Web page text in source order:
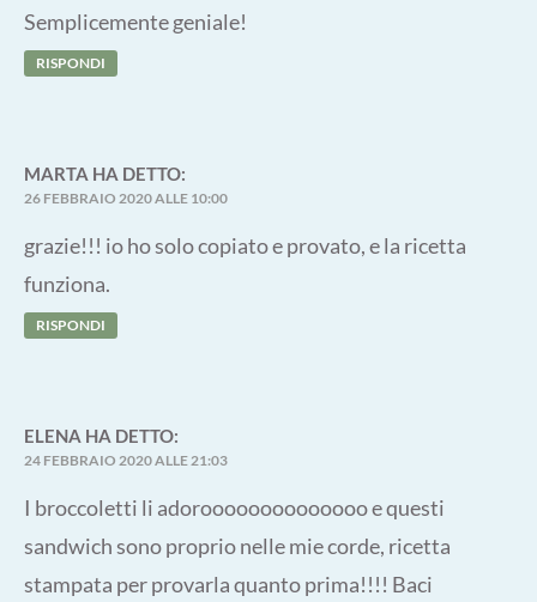
Semplicemente geniale!
RISPONDI
MARTA HA DETTO:
26 FEBBRAIO 2020 ALLE 10:00
grazie!!! io ho solo copiato e provato, e la ricetta
funziona.
RISPONDI
ELENA HA DETTO:
24 FEBBRAIO 2020 ALLE 21:03
I broccoletti li adoroooooooooooooo e questi
sandwich sono proprio nelle mie corde, ricetta
stampata per provarla quanto prima!!!! Baci